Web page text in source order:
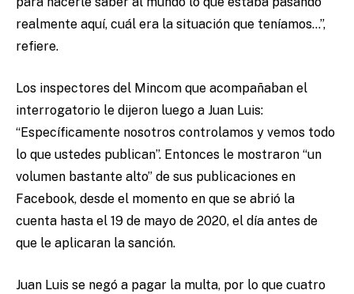
realmente aquí, cuál era la situación que teníamos…”,
refiere.
Los inspectores del Mincom que acompañaban el
interrogatorio le dijeron luego a Juan Luis:
“Específicamente nosotros controlamos y vemos todo
lo que ustedes publican”. Entonces le mostraron “un
volumen bastante alto” de sus publicaciones en
Facebook, desde el momento en que se abrió la
cuenta hasta el 19 de mayo de 2020, el día antes de
que le aplicaran la sanción.
Juan Luis se negó a pagar la multa, por lo que cuatro